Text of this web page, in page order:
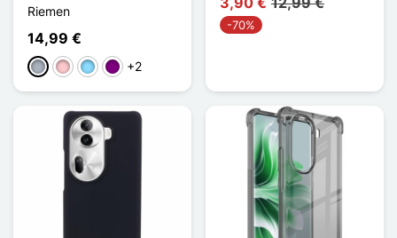
Riemen
14,99 €
GrauPinkHellblauViolett
+2
-70%